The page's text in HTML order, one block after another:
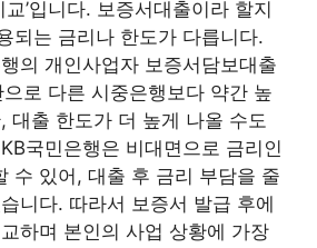
’입니다. 보증서대출이라 할지
되는 금리나 한도가 다릅니다.
의 개인사업자 보증서담보대출
로 다른 시중은행보다 약간 높
대출 한도가 더 높게 나올 수도
국민은행은 비대면으로 금리인
수 있어, 대출 후 금리 부담을 줄
니다. 따라서 보증서 발급 후에
하며 본인의 사업 상황에 가장